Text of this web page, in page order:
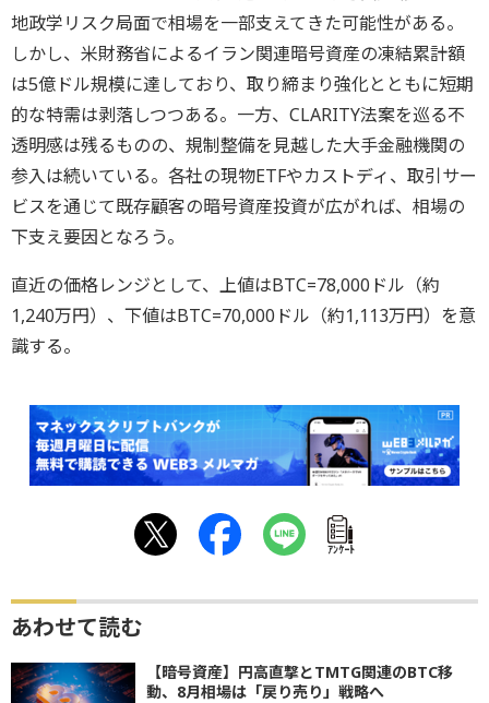
地政学リスク局面で相場を一部支えてきた可能性がある。
しかし、米財務省によるイラン関連暗号資産の凍結累計額
は5億ドル規模に達しており、取り締まり強化とともに短期
的な特需は剥落しつつある。一方、CLARITY法案を巡る不
透明感は残るものの、規制整備を見越した大手金融機関の
参入は続いている。各社の現物ETFやカストディ、取引サー
ビスを通じて既存顧客の暗号資産投資が広がれば、相場の
下支え要因となろう。
直近の価格レンジとして、上値はBTC=78,000ドル（約
1,240万円）、下値はBTC=70,000ドル（約1,113万円）を意
識する。
ｱﾝｹｰﾄ
あわせて読む
【暗号資産】円高直撃とTMTG関連のBTC移
動、8月相場は「戻り売り」戦略へ